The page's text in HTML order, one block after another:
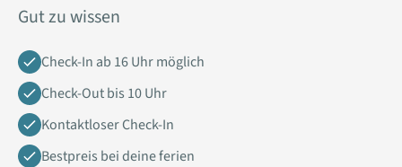
Gut zu wissen
Check-In ab 16 Uhr möglich
Check-Out bis 10 Uhr
Kontaktloser Check-In
Bestpreis bei deine ferien